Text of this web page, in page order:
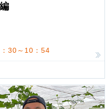
30～10：54